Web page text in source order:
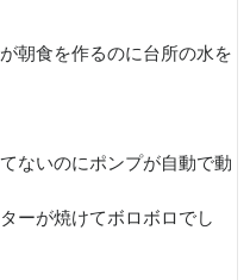
朝食を作るのに台所の水を
ないのにポンプが自動で動
ーが焼けてボロボロでし